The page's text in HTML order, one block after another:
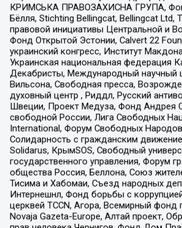
КРИМСЬКА ПРАВОЗАХИСНА ГРУПА,
Бёлля, Stichting Bellingcat, Bellingcat Ltd,
правовой инициативы Центральной и
Фонд Открытой Эстонии, Calvert 22
украинский конгресс, Институт
Украинская национальная федерация
Декабристы, Международный научный
Вильсона, Свободная пресса,
духовный центр , Риддл, Русский
Швеции, Проект Медуза, Фонд Андрея
свободной России, Лига Свободных
International, Форум Свободных
Солидарность с гражданским
Solidarus, КрымSOS, Свободный
государственного управления, Форум
общества Россия, Беллона, Союз
Тисима и Хабомаи, Съезд народных
Интернешнл, Фонд борьбы с
церквей TCCN, Агора, Всемирный фонд
Novaja Gazeta-Europe, Алтай проект,